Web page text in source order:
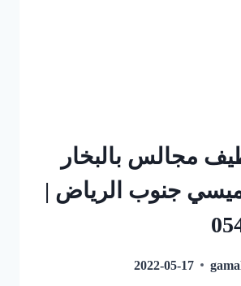
مجالس بالبخار
جنوب الرياض |
2022-05-17